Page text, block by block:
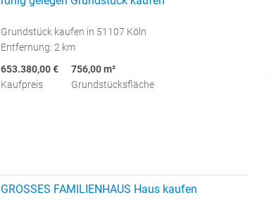
Grundstück kaufen in 51107 Köln
Entfernung: 2 km
653.380,00 €
Kaufpreis
756,00 m²
Grundstücksfläche
GROSSES FAMILIENHAUS Haus kaufen